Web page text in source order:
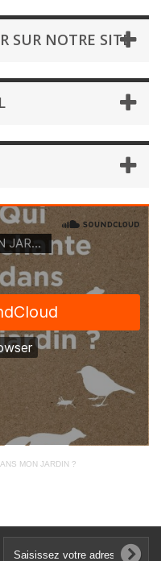
SUR NOTRE SITE
MON JARDIN ?